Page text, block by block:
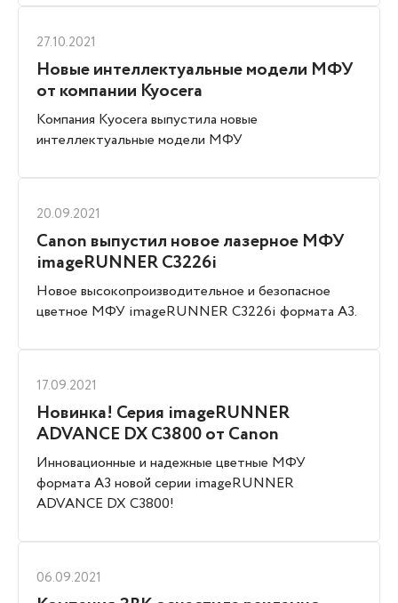
27.10.2021
Новые интеллектуальные модели МФУ
от компании Kyocera
Компания Kyocera выпустила новые
интеллектуальные модели МФУ
20.09.2021
Canon выпустил новое лазерное МФУ
imageRUNNER C3226i
Новое высокопроизводительное и безопасное
цветное МФУ imageRUNNER C3226i формата A3.
17.09.2021
Новинка! Серия imageRUNNER
ADVANCE DX C3800 от Canon
Инновационные и надежные цветные МФУ
формата A3 новой серии imageRUNNER
ADVANCE DX C3800!
06.09.2021